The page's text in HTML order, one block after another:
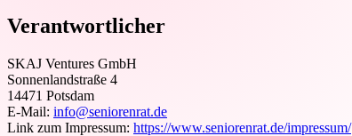
Verantwortlicher
SKAJ Ventures GmbH
Sonnenlandstraße 4
14471 Potsdam
E-Mail: info@seniorenrat.de
Link zum Impressum: https://www.seniorenrat.de/impressum/